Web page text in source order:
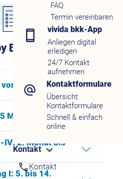
FAQ
Termin vereinbaren
vivida bkk-App
Anliegen digital
erledigen
24/7 Kontakt
aufnehmen
Kontaktformulare
Übersicht
Kontaktformulare
Schnell & einfach
online
Kontakt
Kontakt
BKK im Überblick:
der Geburt
Monat
IV: 2. Monat bis
I: 5. bis 14.